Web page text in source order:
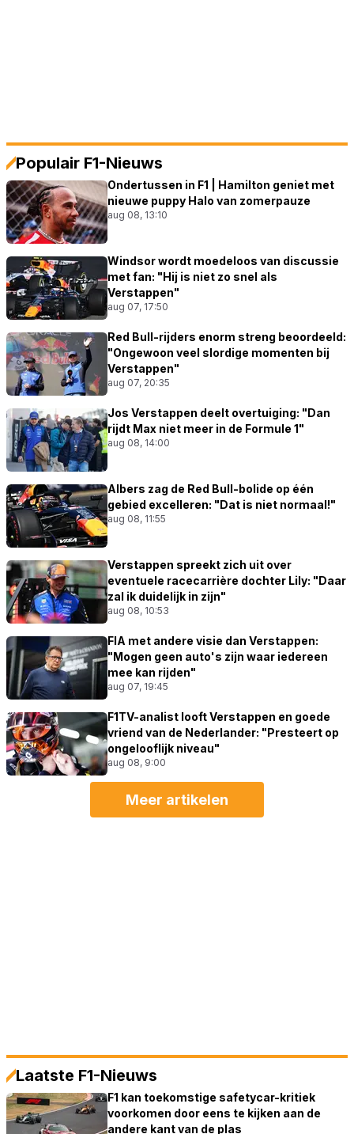
Populair F1-Nieuws
Ondertussen in F1 | Hamilton geniet met
nieuwe puppy Halo van zomerpauze
aug 08, 13:10
Windsor wordt moedeloos van discussie
met fan: "Hij is niet zo snel als
Verstappen"
aug 07, 17:50
Red Bull-rijders enorm streng beoordeeld:
"Ongewoon veel slordige momenten bij
Verstappen"
aug 07, 20:35
Jos Verstappen deelt overtuiging: "Dan
rijdt Max niet meer in de Formule 1"
aug 08, 14:00
Albers zag de Red Bull-bolide op één
gebied excelleren: "Dat is niet normaal!"
aug 08, 11:55
Verstappen spreekt zich uit over
eventuele racecarrière dochter Lily: "Daar
zal ik duidelijk in zijn"
aug 08, 10:53
FIA met andere visie dan Verstappen:
"Mogen geen auto's zijn waar iedereen
mee kan rijden"
aug 07, 19:45
F1TV-analist looft Verstappen en goede
vriend van de Nederlander: "Presteert op
ongelooflijk niveau"
aug 08, 9:00
Meer artikelen
Laatste F1-Nieuws
F1 kan toekomstige safetycar-kritiek
voorkomen door eens te kijken aan de
andere kant van de plas